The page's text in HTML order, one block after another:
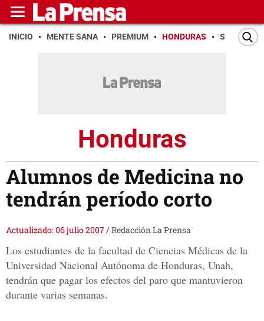
INICIO MENTE SANA PREMIUM HONDURAS SAN PEDRO
Honduras
Alumnos de Medicina no
tendrán período corto
Actualizado: 06 julio 2007/Redacción La Prensa
Los estudiantes de la facultad de Ciencias Médicas de la
Universidad Nacional Autónoma de Honduras, Unah,
tendrán que pagar los efectos del paro que mantuvieron
durante varias semanas.